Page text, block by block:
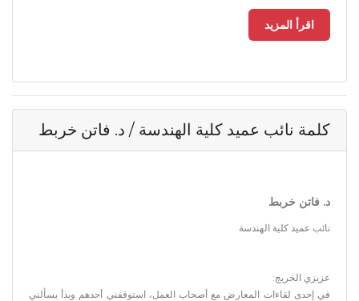
اقرأ المزيد
كلمة نائب عميد كلية الهندسة / د. فاتن خربط
د. فاتن خربط
نائب عميد كلية الهندسة
عزيزي الخريج:
في إحدى لقاءات المعارض مع أصحاب العمل، استوقفني أحدهم وبدأ يسألني